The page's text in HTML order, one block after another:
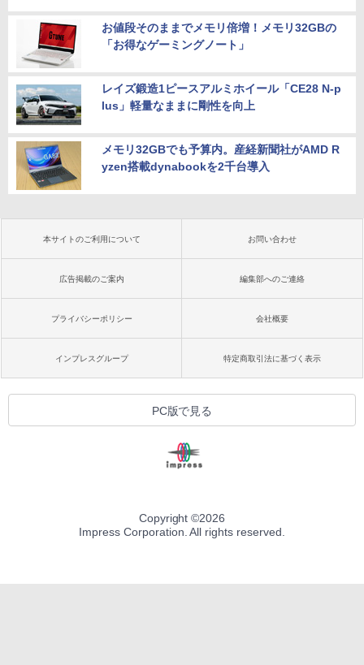
お値段そのままでメモリ倍増！メモリ32GBの
「お得なゲーミングノート」
レイズ鍛造1ピースアルミホイール「CE28 N-p
lus」軽量なままに剛性を向上
メモリ32GBでも予算内。産経新聞社がAMD R
yzen搭載dynabookを2千台導入
本サイトのご利用について お問い合わせ
広告掲載のご案内 編集部へのご連絡
プライバシーポリシー 会社概要
インプレスグループ 特定商取引法に基づく表示
PC版で見る
Copyright ©2026
Impress Corporation. All rights reserved.